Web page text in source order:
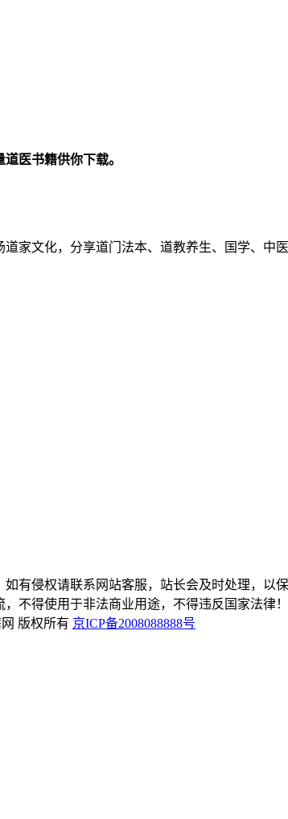
医书籍供你下载。
家文化，分享道门法本、道教养生、国学、中
有侵权请联系网站客服，站长会及时处理，以
不得使用于非法商业用途，不得违反国家法律！
版权所有 京ICP备2008088888号